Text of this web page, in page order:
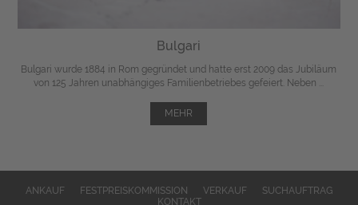
Bulgari
Bulgari wurde 1884 in Rom gegründet und hatte erst 2009 das Jubiläum
von 125 Jahren unabhängiges Familienbetriebes gefeiert. Neben ...
MEHR
ANKAUF FESTPREISKOMMISSION VERKAUF
SUCHAUFTRAG
KONTAKT